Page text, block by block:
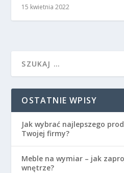
15 kwietnia 2022
OSTATNIE WPISY
Jak wybrać najlepszego
Twojej firmy?
Meble na wymiar – jak
wnętrze?